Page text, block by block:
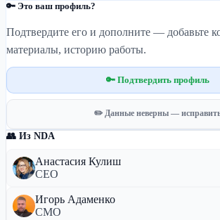
🔑 Это ваш профиль?
Подтвердите его и дополните — добавьте
материалы, историю работы.
🔑 Подтвердить профиль
✏️ Данные неверны —
👥 Из NDA
Анастасия Кулиш
CEO
Игорь Адаменко
CMO